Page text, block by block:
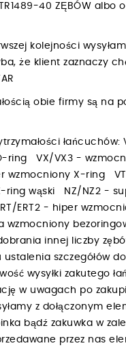
40 ZĘBÓW albo
kolejności
że klient zaznaczy
obie firmy są na
łańcuchów:
ring VX/VX3 -
wzmocniony X-ring
ring wąski NZ/NZ2 -
ERT2 - hiper
wzmocniony
innej liczby
ustalenia szczegółów
wysyłki zakutego
w uwagach po
z dołączonym
bądź zakuwka w
przez nas